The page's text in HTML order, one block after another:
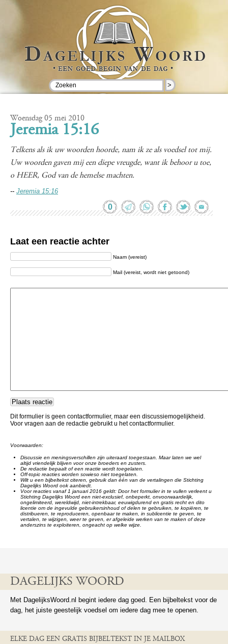
>
Woensdag 05 mei 2010
Jeremia 15:16
Telkens als ik uw woorden hoorde, nam ik ze als voedsel tot mij.
Uw woorden gaven mij een diepe vreugde, want ik behoor u toe,
o HEER, God van de hemelse machten.
-- Jeremia 15:16
0
Laat een reactie achter
Naam (vereist)
Mail (vereist, wordt niet getoond)
Dit formulier is geen contactformulier, maar een discussiemogelijkheid.
Voor vragen aan de redactie gebruikt u het contactformulier.
Voorwaarden:
Discussie en meningsverschillen zijn uiteraard toegestaan. Maar laten we wel
altijd vriendelijk blijven voor onze broeders en zusters.
De redactie bepaalt of een reactie wordt toegelaten.
Off-topic reacties worden sowieso niet toegelaten.
Wilt u een bijbeltekst citeren, gebruik dan één van de vertalingen die Stichting
Dagelijks Woord ook aanbiedt.
Voor reacties vanaf 1 januari 2016 geldt: Door het formulier in te vullen verleent u
Stichting Dagelijks Woord een niet-exclusief, onbeperkt, onvoorwaardelijk,
ongelimiteerd, wereldwijd, niet-intrekbaar, eeuwigdurend en gratis recht en dito
licentie om de ingevulde gebruikersinhoud of delen te gebruiken, te kopiëren, te
distribueren, te reproduceren, openbaar te maken, in sublicentie te geven, te
vertalen, te wijzigen, weer te geven, er afgeleide werken van te maken of deze
anderszins te exploiteren, ongeacht op welke wijze.
DAGELIJKS WOORD
Met DagelijksWoord.nl begint iedere dag goed. Een bijbeltekst voor de
dag, het juiste geestelijk voedsel om iedere dag mee te openen.
ELKE DAG EEN GRATIS BIJBELTEKST IN JE MAILBOX